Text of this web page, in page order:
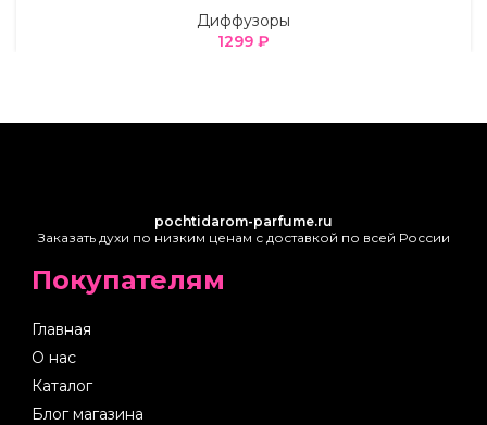
Диффузоры
1299 ₽
pochtidarom-parfume.ru
Заказать духи по низким ценам с доставкой по всей России
Покупателям
Главная
О нас
Каталог
Блог магазина